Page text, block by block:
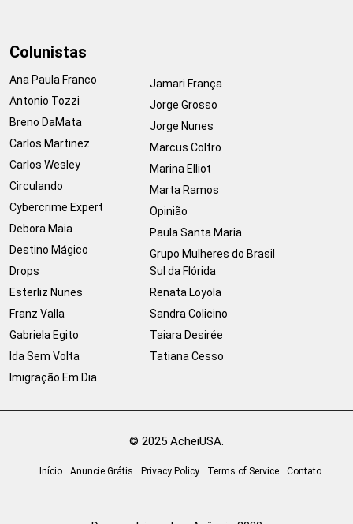
Colunistas
Ana Paula Franco
Antonio Tozzi
Breno DaMata
Carlos Martinez
Carlos Wesley
Circulando
Cybercrime Expert
Debora Maia
Destino Mágico
Drops
Esterliz Nunes
Franz Valla
Gabriela Egito
Ida Sem Volta
Imigração Em Dia
Jamari França
Jorge Grosso
Jorge Nunes
Marcus Coltro
Marina Elliot
Marta Ramos
Opinião
Paula Santa Maria
Grupo Mulheres do Brasil
Sul da Flórida
Renata Loyola
Sandra Colicino
Taiara Desirée
Tatiana Cesso
© 2025 AcheiUSA.
Início Anuncie Grátis Privacy Policy Terms of Service Contato